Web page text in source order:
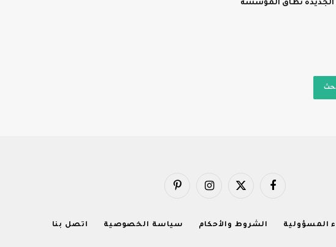
فيسبوك X
الانستغرامبينتيريست
المسؤولية الشروط والأحكام سياسة الخصوصية اتصل بنا